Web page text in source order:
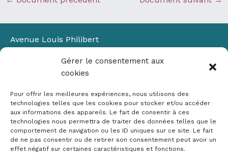
Gérer le consentement aux
cookies
Pour offrir les meilleures expériences, nous utilisons des
technologies telles que les cookies pour stocker et/ou accéder
aux informations des appareils. Le fait de consentir à ces
technologies nous permettra de traiter des données telles que le
comportement de navigation ou les ID uniques sur ce site. Le fait
de ne pas consentir ou de retirer son consentement peut avoir un
effet négatif sur certaines caractéristiques et fonctions.
Avenue Louis Philibert
Bâtiment Laennec
13100 Aix-en-Provence
✉ contact@crige-paca.org